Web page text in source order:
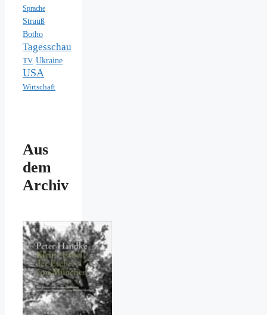
Sprache
Strauß
Botho
Tagesschau
TV Ukraine
USA
Wirtschaft
Aus
dem
Archiv